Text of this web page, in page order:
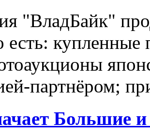
"ВладБайк"
купленные
партнёром;
Большие